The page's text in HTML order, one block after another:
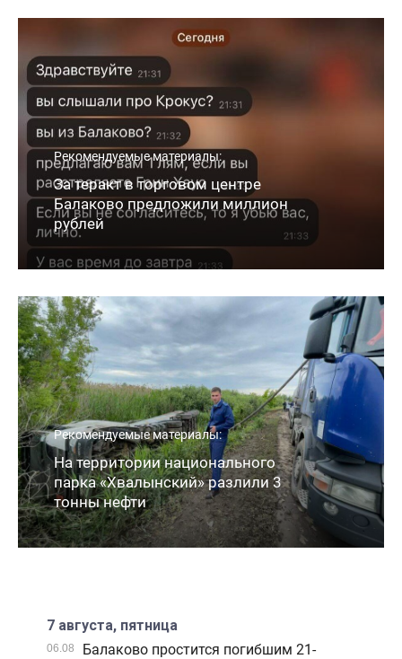
Рекомендуемые материалы:
За теракт в торговом центре
Балаково предложили миллион
рублей
Рекомендуемые материалы:
На территории национального
парка «Хвалынский» разлили 3
тонны нефти
7 августа, пятница
06.08
Балаково простится погибшим 21-